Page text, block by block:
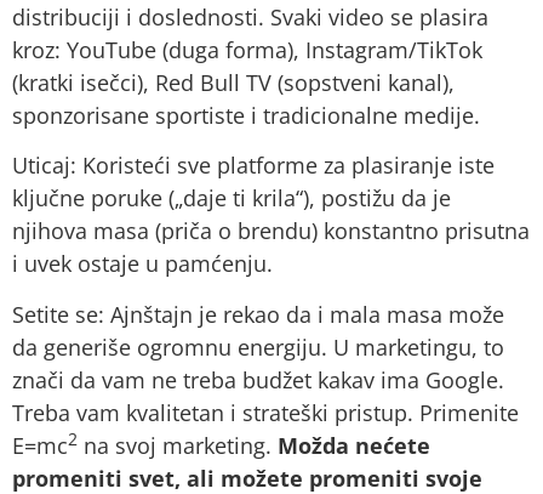
distribuciji i doslednosti. Svaki video se plasira
kroz: YouTube (duga forma), Instagram/TikTok
(kratki isečci), Red Bull TV (sopstveni kanal),
sponzorisane sportiste i tradicionalne medije.
Uticaj: Koristeći sve platforme za plasiranje iste
ključne poruke („daje ti krila“), postižu da je
njihova masa (priča o brendu) konstantno prisutna
i uvek ostaje u pamćenju.
Setite se: Ajnštajn je rekao da i mala masa može
da generiše ogromnu energiju. U marketingu, to
znači da vam ne treba budžet kakav ima Google.
Treba vam kvalitetan i strateški pristup. Primenite
E=mc2 na svoj marketing. Možda nećete
promeniti svet, ali možete promeniti svoje